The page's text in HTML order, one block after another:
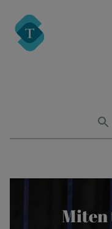
Turre Legal